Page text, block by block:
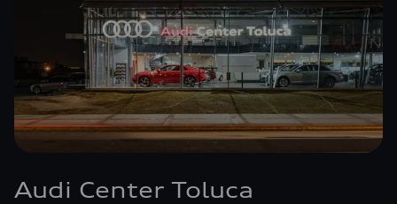
Audi Center Toluca